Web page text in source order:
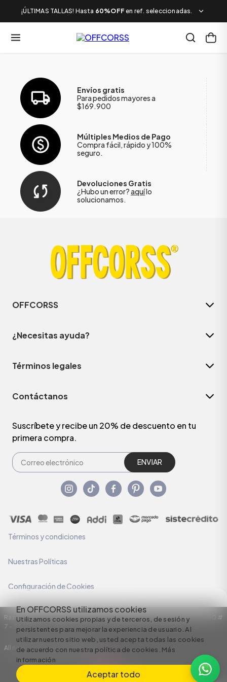
¡ÚLTIMAS TALLAS! Hasta 60%OFF en ref. seleccionadas.
En OFFCORSS utilizamos cookies
Utilizamos cookies propias y de terceros, de sesión y
persistentes para mejorar la experiencia de usuario. Al
utilizar nuestro sitio web, usted acepta todas las cookies
de acuerdo con nuestra política de cookies. Más
información
Aceptar todo
Envíos gratis
Para pedidos mayores a
$169.900
Múltiples Medios de Pago
Compra fácil, rápido y 100%
seguro.
Devoluciones Gratis
¿Hubo un error?aquílo
solucionamos.
OFFCORSS
¿Necesitas ayuda?
Términos legales
Contáctanos
Suscríbete y recibe un 20% de descuento en tu
primera compra.
ENVIAR
Términos y condiciones
Nuestras Políticas
Configuración de Cookies
Razón Social: C.I HERMECO S.A. NIT: 890924167-6 Dirección: Carrera 50 #
7 – 35
All rights reserved empowered by